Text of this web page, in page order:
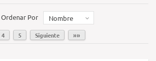
Ordenar Por Nombre
4 5 Siguiente »»